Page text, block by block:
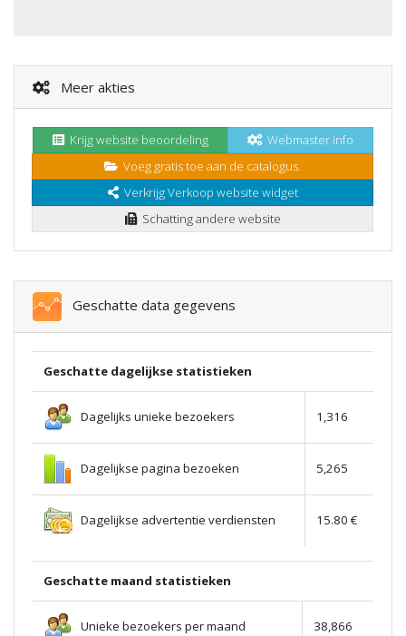
Meer akties
Krijg website beoordeling
Webmaster info
Voeg gratis toe aan de catalogus.
Verkrijg Verkoop website widget
Schatting andere website
Geschatte data gegevens
Geschatte dagelijkse statistieken
Dagelijks unieke bezoekers 1,316
Dagelijkse pagina bezoeken 5,265
Dagelijkse advertentie verdiensten 15.80 €
Geschatte maand statistieken
Unieke bezoekers per maand 38,866